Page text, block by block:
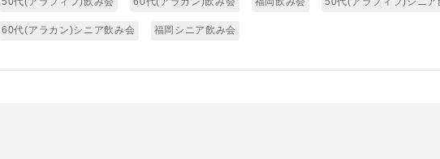
60代(アラカン)シニア飲み会 福岡シニア飲み会